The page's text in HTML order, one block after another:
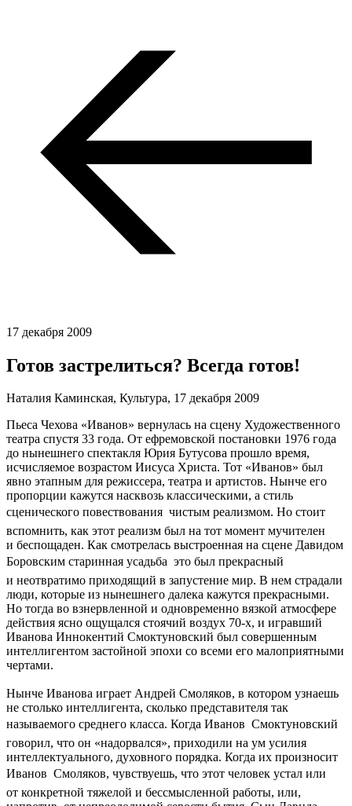
17 декабря 2009
Готов застрелиться? Всегда готов!
Наталия Каминская, Культура, 17 декабря 2009
Пьеса Чехова «Иванов» вернулась на сцену Художественного
театра спустя 33 года. От ефремовской постановки 1976 года
до нынешнего спектакля Юрия Бутусова прошло время,
исчисляемое возрастом Иисуса Христа. Тот «Иванов» был
явно этапным для режиссера, театра и артистов. Нынче его
пропорции кажутся насквозь классическими, а стиль
сценического повествования  чистым реализмом. Но стоит
вспомнить, как этот реализм был на тот момент мучителен
и беспощаден. Как смотрелась выстроенная на cцене Давидом
Боровским старинная усадьба  это был прекрасный
и неотвратимо приходящий в запустение мир. В нем страдали
люди, которые из нынешнего далека кажутся прекрасными.
Но тогда во взнервленной и одновременно вязкой атмосфере
действия ясно ощущался стоячий воздух 70-х, и игравший
Иванова Иннокентий Смоктуновский был совершенным
интеллигентом застойной эпохи со всеми его малоприятными
чертами.
Нынче Иванова играет Андрей Смоляков, в котором узнаешь
не столько интеллигента, сколько представителя так
называемого среднего класса. Когда Иванов  Смоктуновский
говорил, что он «надорвался», приходили на ум усилия
интеллектуального, духовного порядка. Когда их произносит
Иванов  Смоляков, чувствуешь, что этот человек устал или
от конкретной тяжелой и бессмысленной работы, или,